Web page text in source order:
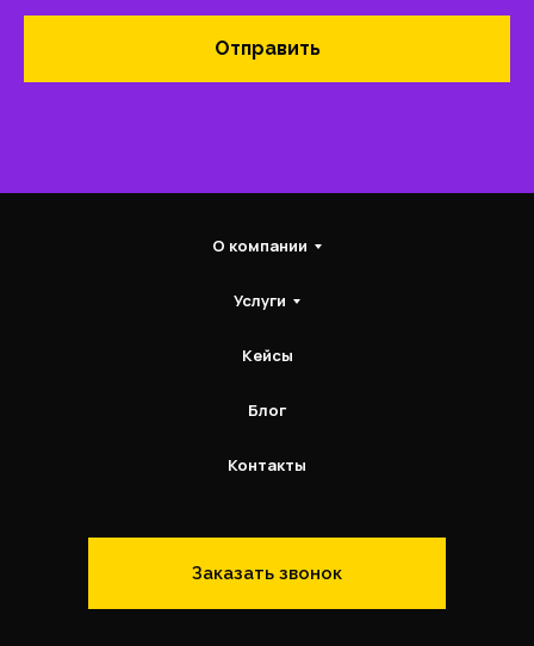
Отправить
О компании
Услуги
Кейсы
Блог
Контакты
Заказать звонок